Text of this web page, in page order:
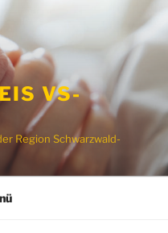
VS-
Region Schwarzwald-